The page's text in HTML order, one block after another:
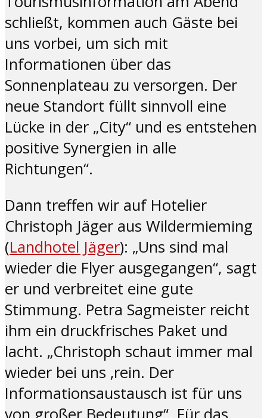
schließt, kommen auch Gäste bei
uns vorbei, um sich mit
Informationen über das
Sonnenplateau zu versorgen. Der
neue Standort füllt sinnvoll eine
Lücke in der „City“ und es entstehen
positive Synergien in alle
Richtungen“.
Dann treffen wir auf Hotelier
Christoph Jäger aus Wildermieming
(Landhotel Jäger): „Uns sind mal
wieder die Flyer ausgegangen“, sagt
er und verbreitet eine gute
Stimmung. Petra Sagmeister reicht
ihm ein druckfrisches Paket und
lacht. „Christoph schaut immer mal
wieder bei uns ‚rein. Der
Informationsaustausch ist für uns